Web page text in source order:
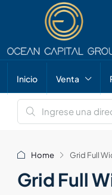
Inicio Venta
Home Grid Full
Grid Full